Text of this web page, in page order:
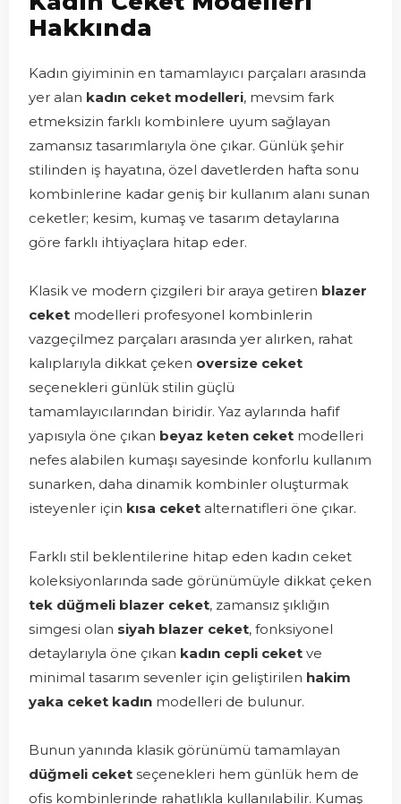
Hakkında
Kadın giyiminin en tamamlayıcı parçaları arasında
yer alan kadın ceket modelleri, mevsim fark
etmeksizin farklı kombinlere uyum sağlayan
zamansız tasarımlarıyla öne çıkar. Günlük şehir
stilinden iş hayatına, özel davetlerden hafta sonu
kombinlerine kadar geniş bir kullanım alanı sunan
ceketler; kesim, kumaş ve tasarım detaylarına
göre farklı ihtiyaçlara hitap eder.
Klasik ve modern çizgileri bir araya getiren blazer
ceket modelleri profesyonel kombinlerin
vazgeçilmez parçaları arasında yer alırken, rahat
kalıplarıyla dikkat çeken oversize ceket
seçenekleri günlük stilin güçlü
tamamlayıcılarından biridir. Yaz aylarında hafif
yapısıyla öne çıkan beyaz keten ceket modelleri
nefes alabilen kumaşı sayesinde konforlu kullanım
sunarken, daha dinamik kombinler oluşturmak
isteyenler için kısa ceket alternatifleri öne çıkar.
Farklı stil beklentilerine hitap eden kadın ceket
koleksiyonlarında sade görünümüyle dikkat çeken
tek düğmeli blazer ceket, zamansız şıklığın
simgesi olan siyah blazer ceket, fonksiyonel
detaylarıyla öne çıkan kadın cepli ceket ve
minimal tasarım sevenler için geliştirilen hakim
yaka ceket kadın modelleri de bulunur.
Bunun yanında klasik görünümü tamamlayan
düğmeli ceket seçenekleri hem günlük hem de
ofis kombinlerinde rahatlıkla kullanılabilir. Kumaş